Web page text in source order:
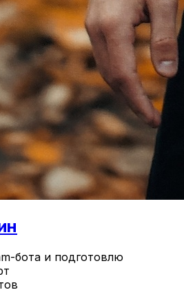
бота и подготовлю